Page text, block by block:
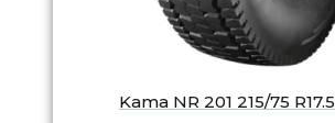
Kama NR 201 215/75